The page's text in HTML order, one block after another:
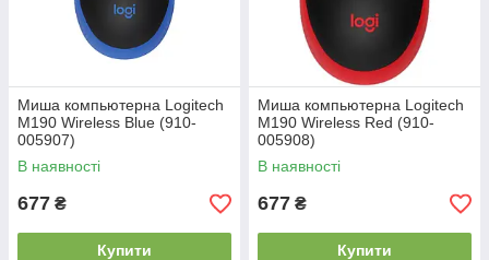
Миша компьютерна Logitech
M190 Wireless Blue (910-
005907)
В наявності
677 ₴
Купити
Миша компьютерна Logitech
M190 Wireless Red (910-
005908)
В наявності
677 ₴
Купити